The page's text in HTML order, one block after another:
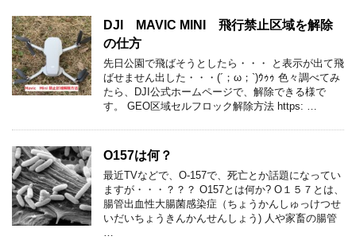
DJI MAVIC MINI 飛行禁止区域を解除
の仕方
先日公園で飛ばそうとしたら・・・ と表示が出て飛
ばせません出した・・・(´；ω；`)ｳｩｩ 色々調べてみ
たら、DJI公式ホームページで、解除できる様で
す。 GEO区域セルフロック解除方法 https: …
O157は何？
最近TVなどで、O-157で、死亡とか話題になってい
ますが・・・？？？ O157とは何か? O１５７とは、
腸管出血性大腸菌感染症（ちょうかんしゅっけつせ
いだいちょうきんかんせんしょう) 人や家畜の腸管
…